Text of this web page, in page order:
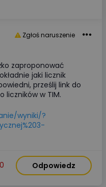
Zgłoś naruszenie
zaproponować
jaki licznik
prześlij link do
liczników w TIM.
wyniki/?
0 Odpowiedz